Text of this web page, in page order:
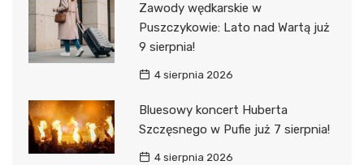
Zawody wędkarskie w
Puszczykowie: Lato nad Wartą już
9 sierpnia!
4 sierpnia 2026
Bluesowy koncert Huberta
Szczęsnego w Pufie już 7 sierpnia!
4 sierpnia 2026